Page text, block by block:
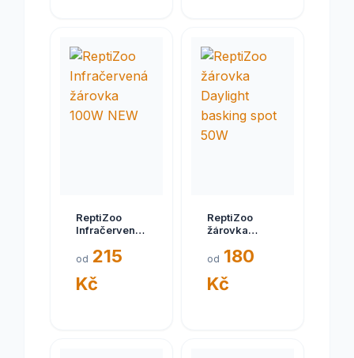
ReptiZoo
Infračervená
100W NEW
od 215
Kč
ReptiZoo
žárovka
basking spot
od 180
Kč